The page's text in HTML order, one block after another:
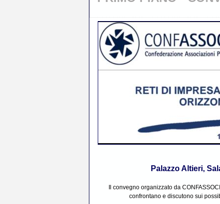
Palazzo Altieri,
Il convegno organizzato da
confrontano e discutono sui